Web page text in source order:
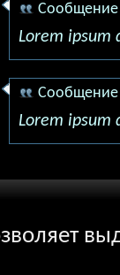
Lorem ipsum
Lorem ipsum